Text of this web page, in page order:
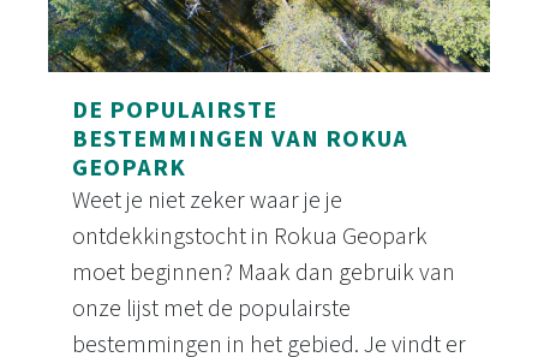
DE POPULAIRSTE
BESTEMMINGEN VAN ROKUA
GEOPARK
Weet je niet zeker waar je je
ontdekkingstocht in Rokua Geopark
moet beginnen? Maak dan gebruik van
onze lijst met de populairste
bestemmingen in het gebied. Je vindt er